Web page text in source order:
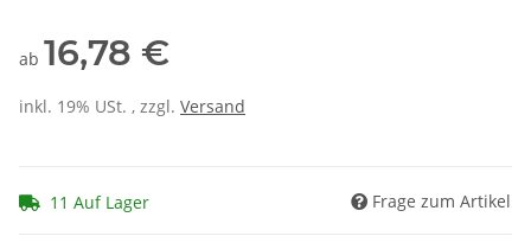
ab 16,78 €
inkl. 19% USt. , zzgl. Versand
11 Auf Lager Frage zum Artikel